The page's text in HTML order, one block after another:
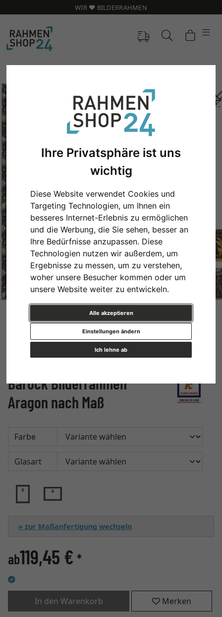
Ihre Privatsphäre ist uns
wichtig
Diese Website verwendet Cookies und
Targeting Technologien, um Ihnen ein
besseres Internet-Erlebnis zu ermöglichen
und die Werbung, die Sie sehen, besser an
Ihre Bedürfnisse anzupassen. Diese
Technologien nutzen wir außerdem, um
Ergebnisse zu messen, um zu verstehen,
woher unsere Besucher kommen oder um
unsere Website weiter zu entwickeln.
Alle akzeptieren
Ich lehne ab
Einstellungen ändern
WIR ❤️ BILDERRAHMEN
Zurück
Barock Bilderrahmen
Aragon nach Maß
Farbe
Glasart
» zur Maßanfertigung wechseln
ab119,45 € *
In den Warenkorb Merken